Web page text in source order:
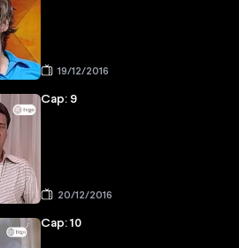
19/12/2016
Cap: 9
20/12/2016
Cap: 10